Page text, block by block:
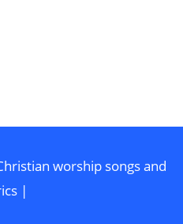
worship songs and
|